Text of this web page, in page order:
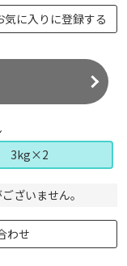
)
気に入りに登録する
3kg×2
ざいません。
わせ